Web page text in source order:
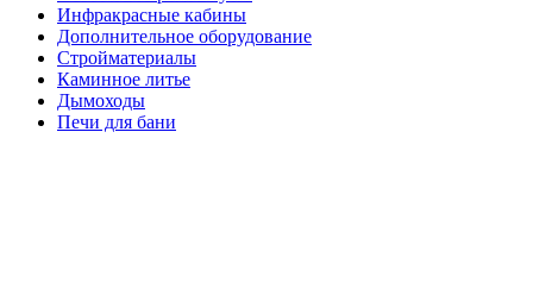
Инфракрасные кабины
Дополнительное оборудование
Стройматериалы
Каминное литье
Дымоходы
Печи для бани